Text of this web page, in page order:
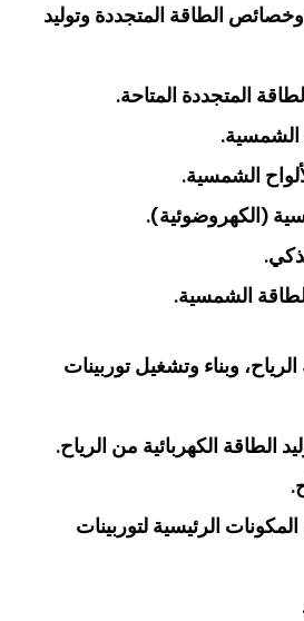
وخصائص الطاقة المتجددة وتوليد
المتجددة المتاحة.
الشمسية.
الشمسية.
(الكهروضوئية).
الشمسية.
وبناء وتشغيل توربينات
الطاقة الكهربائية من الرياح.
الرئيسية لتوربينات